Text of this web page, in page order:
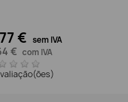
€ sem IVA
€ com IVA